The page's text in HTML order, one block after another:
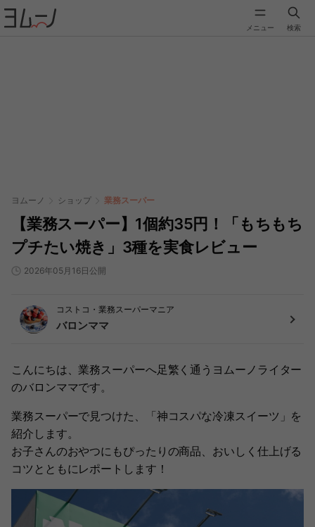
メニュー 検索
ヨムーノ ショップ 業務スーパー
【業務スーパー】1個約35円！「もちもち
プチたい焼き」3種を実食レビュー
2026年05月16日公開
コストコ・業務スーパーマニア
バロンママ
こんにちは、業務スーパーへ足繁く通うヨムーノライター
のバロンママです。
業務スーパーで見つけた、「神コスパな冷凍スイーツ」を
紹介します。
お子さんのおやつにもぴったりの商品、おいしく仕上げる
コツとともにレポートします！